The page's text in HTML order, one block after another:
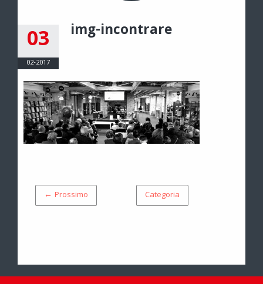
03
02-2017
img-incontrare
← Prossimo Categoria